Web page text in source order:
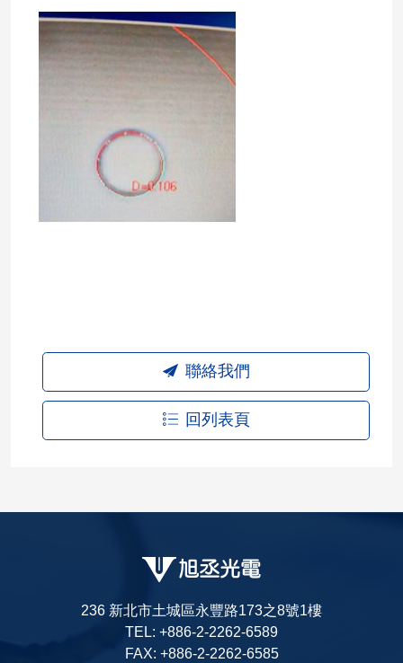
聯絡我們
回列表頁
236 新北市土城區永豐路173之8號1樓
TEL: +886-2-2262-6589
FAX: +886-2-2262-6585